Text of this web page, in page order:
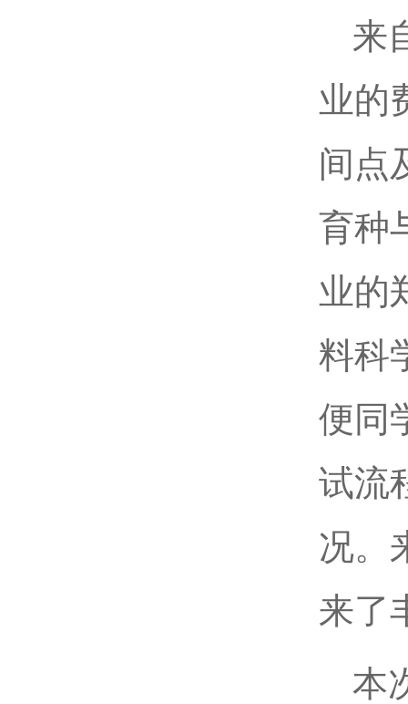
来
业的
间点
育种
业的
料科
便同
试流
况。
来了
本